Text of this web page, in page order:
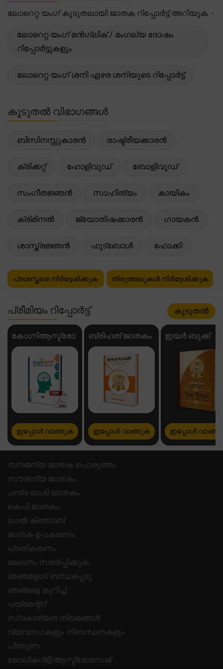
ലോറെറ്റ യംഗ് കൂടുതലായി ജാതക റിപ്പോർട്ട് അറിയുക. -
ലോറെറ്റ യംഗ് മൻഗ്ലിക് / മംഗല്യ ദോഷം
റിപ്പോർട്ടുകളും
ലോറെറ്റ യംഗ് ശനി ഏഴര ശനിയുടെ റിപ്പോർട്ട്
കൂടുതൽ വിഭാഗങ്ങൾ
ബിസിനസ്സുകാരൻ രാഷ്ട്രീയക്കാരൻ
ക്രിക്കറ്റ് ഹോളിവുഡ് ബോളിവുഡ്
സംഗീതജ്ഞൻ സാഹിത്യം കായികം
ക്രിമിനൽ ജ്യോതിഷക്കാരൻ ഗായകൻ
ശാസ്ത്രജ്ഞൻ ഫുട്ബോൾ ഹോക്കി
പ്രശസ്തരെ നിർദ്ദേശിക്കുക തിരുത്തലുകൾ നിർദ്ദേശിക്കുക
പ്രീമിയം റിപ്പോർട്ട് കൂടുതൽ
കോഗ്നിആസ്ട്രോ
ഇപ്പോൾ വാങ്ങുക
ബ്രിഹത് ജാതകം
ഇപ്പോൾ വാങ്ങുക
ഇയർ ബുക്ക്
ഇപ്പോൾ
സൗജന്യ ജാതക പൊരുത്തം
സൗജന്യ ജാതകം
ചന്ദ്ര രാശി ജാതകം
കെപി ജാതകം
ലാൽ കിത്താബ്
ജാതക ഉപകരണം
പ്രതികരണം
ലേഖനം സമർപ്പിക്കുക
ഞങ്ങളോട് ബന്ധപ്പെടു
ഞങ്ങളെ കുറിച്ച്
പയ്മെന്റ്റ്
സ്വകാര്യത നിയമങ്ങൾ
വ്യവസ്ഥകളും നിബന്ധനകളും
പിന്തുണ
ജോലികൾ@ആസ്ട്രോസേജ്